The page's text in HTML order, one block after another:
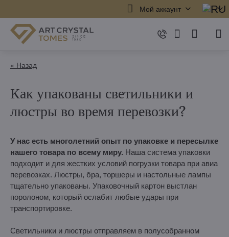
Мой аккаунт
« Назад
Как упакованы светильники и
люстры во время перевозки?
У нас есть многолетний опыт по упаковке и пересылке
нашего товара по всему миру. Наша система упаковки
подходит и для жестких условий погрузки товара при авиа
перевозках. Люстры, бра, торшеры и настольные лампы
тщательно упакованы. Упаковочный картон выстлан
поролоном, который ослабит любые удары при
транспортировке.
Светильники и люстры отправляем в полусобранном